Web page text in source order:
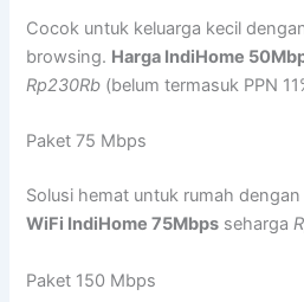
Cocok untuk keluarga kecil
browsing. Harga IndiHome
Rp230Rb (belum termasuk PPN
Paket 75 Mbps
Solusi hemat untuk rumah
WiFi IndiHome 75Mbps seharga
Paket 150 Mbps